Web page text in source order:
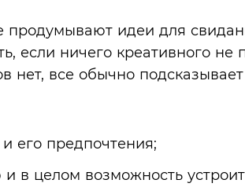
идеи для
если ничего креативного не
нет, все обычно
его предпочтения;
в целом возможность